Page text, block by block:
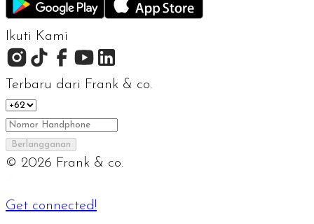
Ikuti Kami
Terbaru dari Frank & co.
Berlangganan
© 2026 Frank & co.
Get connected!